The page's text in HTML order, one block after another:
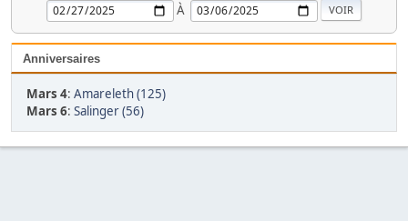
À
Anniversaires
Mars 4: Amareleth (125)
Mars 6: Salinger (56)